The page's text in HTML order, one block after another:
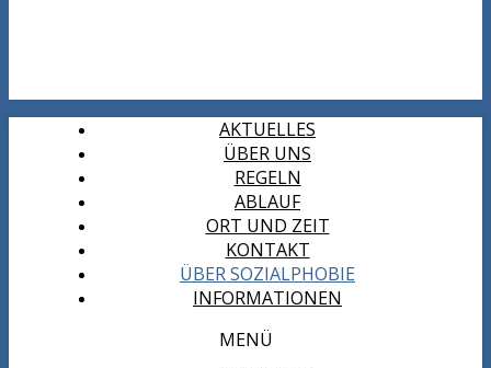
AKTUELLES
ÜBER UNS
REGELN
ABLAUF
ORT UND ZEIT
KONTAKT
ÜBER SOZIALPHOBIE
INFORMATIONEN
MENÜ